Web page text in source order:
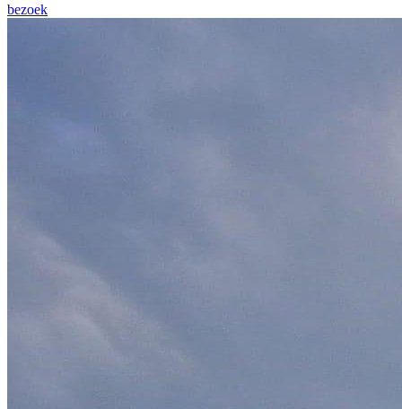
bezoek